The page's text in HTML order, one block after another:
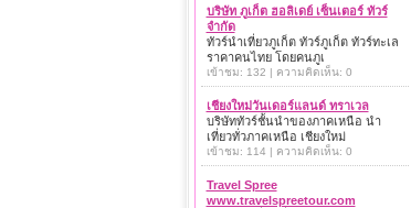
บริษัท ภูเก็ต ฮอลิเดย์ เซ็นเตอร์ ทัวร์
จำกัด
ทัวร์นำเที่ยวภูเก็ต ทัวร์ภูเก็ต ทัวร์ทะเล
ราคาคนไทย โดยคนภูเ
เข้าชม: 132 | ความคิดเห็น: 0
เชียงใหม่วันเดอร์แลนด์ ทราเวล
บริษัททัวร์ชั้นนำของภาคเหนือ นำ
เที่ยวทั่วภาคเหนือ เชียงใหม่
เข้าชม: 114 | ความคิดเห็น: 0
Travel Spree
www.travelspreetour.com